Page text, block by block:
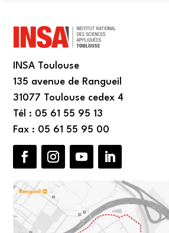
INSA Toulouse
135 avenue de Rangueil
31077 Toulouse cedex 4
Tél : 05 61 55 95 13
Fax : 05 61 55 95 00